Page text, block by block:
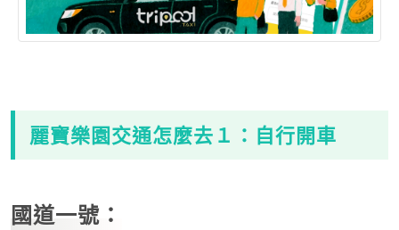
麗寶樂園交通怎麼去１：自行開車
國道一號：